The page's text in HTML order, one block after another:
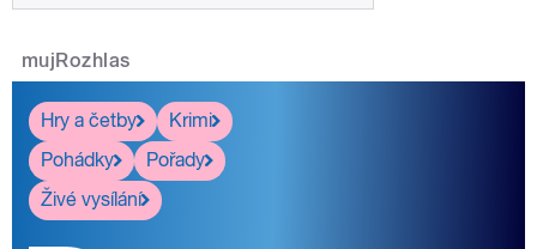
mujRozhlas
Hry a četby
Krimi
Pohádky
Pořady
Živé vysílání